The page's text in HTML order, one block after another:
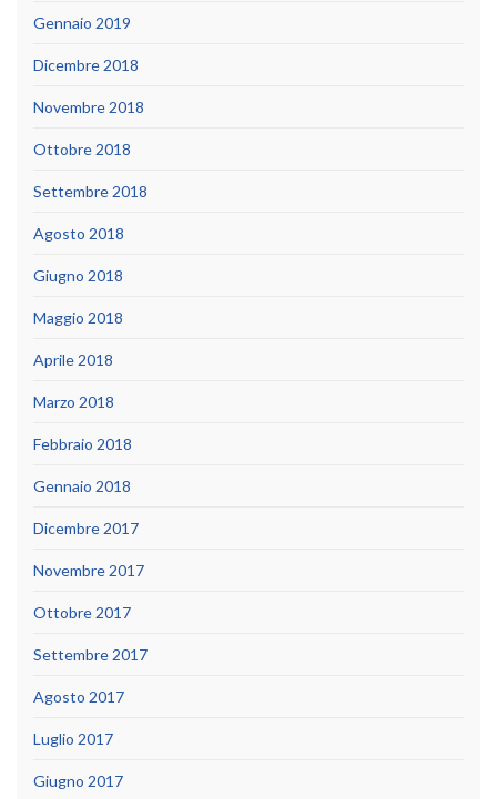
Gennaio 2019
Dicembre 2018
Novembre 2018
Ottobre 2018
Settembre 2018
Agosto 2018
Giugno 2018
Maggio 2018
Aprile 2018
Marzo 2018
Febbraio 2018
Gennaio 2018
Dicembre 2017
Novembre 2017
Ottobre 2017
Settembre 2017
Agosto 2017
Luglio 2017
Giugno 2017